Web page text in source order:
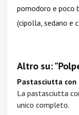
pomodoro e poco
(cipolla, sedano e
Altro su:
Pastasciutta
La pastasciutta
unico completo.